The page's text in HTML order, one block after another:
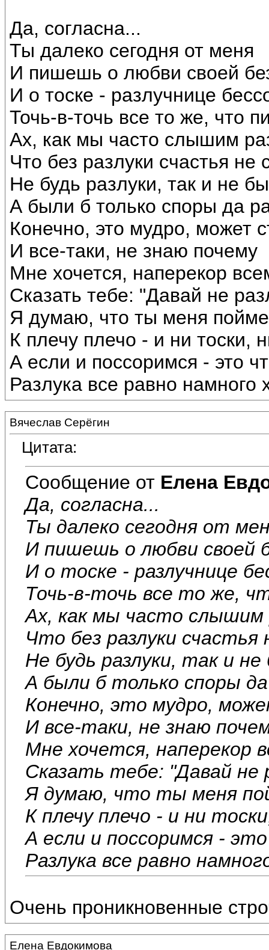
Да, согласна...
Ты далеко сегодня от меня
И пишешь о любви своей
И о тоске - разлучнице
Точь-в-точь все то же, что
Ах, как мы часто слышим
Что без разлуки счастья не
Не будь разлуки, так и не
А были б только споры да
Конечно, это мудро, может
И все-таки, не знаю почему
Мне хочется, наперекор
Сказать тебе: "Давай не
Я думаю, что ты меня
К плечу плечо - и ни тоски,
А если и поссоримся - это
Разлука все равно намного
Вячеслав Серёгин
Цитата:
Сообщение от Елена
Да, согласна...
Ты далеко сегодня от
И пишешь о любви своей
И о тоске - разлучнице
Точь-в-точь все то же,
Ах, как мы часто слышим
Что без разлуки счастья
Не будь разлуки, так и
А были б только споры
Конечно, это мудро,
И все-таки, не знаю
Мне хочется, наперекор
Сказать тебе: "Давай не
Я думаю, что ты меня
К плечу плечо - и ни
А если и поссоримся -
Разлука все равно
Очень проникновенные
Елена Евдокимова